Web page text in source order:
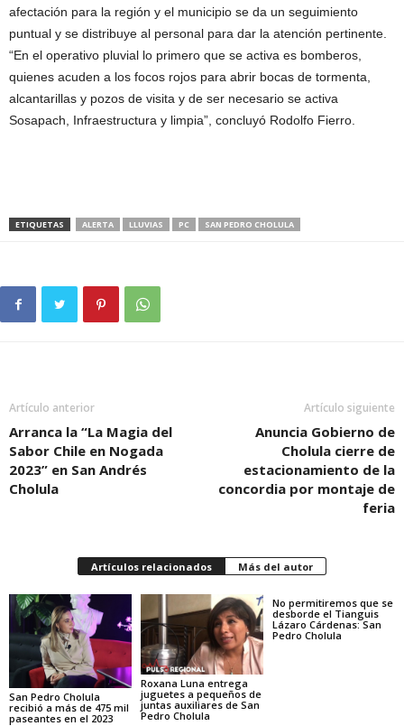
afectación para la región y el municipio se da un seguimiento
puntual y se distribuye al personal para dar la atención pertinente.
“En el operativo pluvial lo primero que se activa es bomberos,
quienes acuden a los focos rojos para abrir bocas de tormenta,
alcantarillas y pozos de visita y de ser necesario se activa
Sosapach, Infraestructura y limpia”, concluyó Rodolfo Fierro.
ETIQUETAS ALERTA LLUVIAS PC SAN PEDRO CHOLULA
Artículo anterior
Arranca la “La Magia del
Sabor Chile en Nogada
2023” en San Andrés
Cholula
Artículo siguiente
Anuncia Gobierno de
Cholula cierre de
estacionamiento de la
concordia por montaje de
feria
Artículos relacionados Más del autor
San Pedro Cholula
recibió a más de 475 mil
paseantes en el 2023
Roxana Luna entrega
juguetes a pequeños de
juntas auxiliares de San
Pedro Cholula
No permitiremos que se
desborde el Tianguis
Lázaro Cárdenas: San
Pedro Cholula